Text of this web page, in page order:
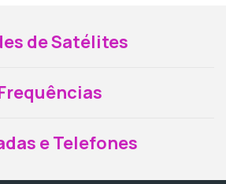
de Satélites
e Telefones